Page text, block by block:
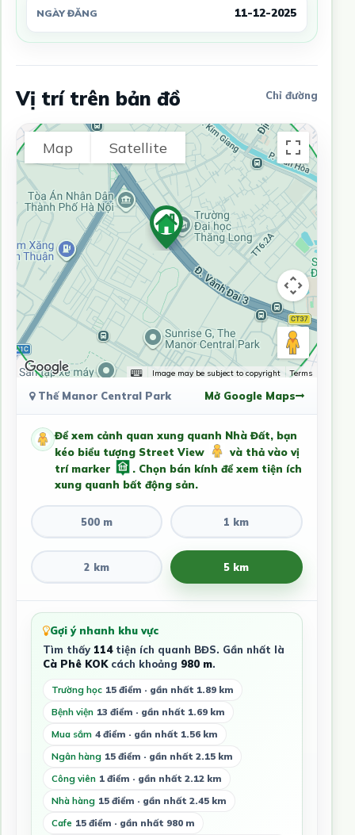
NGÀY ĐĂNG 11-12-2025
Vị trí trên bản đồ Chỉ đường
Map Satellite
Image may be subject to copyright Terms
Thế Manor Central Park Mở Google Maps
Để xem cảnh quan xung quanh Nhà Đất, bạn
kéo biểu tượng Street View
và thả vào vị
trí marker
. Chọn bán kính để xem tiện ích
xung quanh bất động sản.
500 m 1 km
2 km 5 km
Gợi ý nhanh khu vực
Tìm thấy 114tiện ích quanh BĐS. Gần nhất là
Cà Phê KOKcách khoảng 980 m.
Trường học 15 điểm · gần nhất 1.89 km
Bệnh viện 13 điểm · gần nhất 1.69 km
Mua sắm 4 điểm · gần nhất 1.56 km
Ngân hàng 15 điểm · gần nhất 2.15 km
Công viên 1 điểm · gần nhất 2.12 km
Nhà hàng 15 điểm · gần nhất 2.45 km
Cafe 15 điểm · gần nhất 980 m